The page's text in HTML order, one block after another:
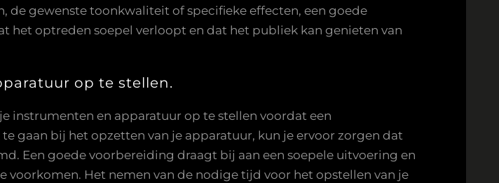
de gewenste toonkwaliteit of specifieke effecten, een goede
optreden soepel verloopt en dat het publiek kan genieten van
op te stellen.
instrumenten en apparatuur op te stellen voordat een
gaan bij het opzetten van je apparatuur, kun je ervoor zorgen dat
Een goede voorbereiding draagt bij aan een soepele uitvoering en
Het nemen van de nodige tijd voor het opstellen van je